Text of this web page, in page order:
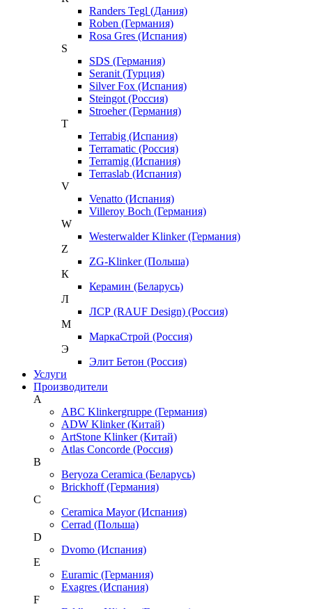
Randers Tegl (Дания)
Roben (Германия)
Rosa Gres (Испания)
S
SDS (Германия)
Seranit (Турция)
Silver Fox (Испания)
Steingot (Россия)
Stroeher (Германия)
T
Terrabig (Испания)
Terramatic (Россия)
Terramig (Испания)
Terraslab (Испания)
V
Venatto (Испания)
Villeroy Boch (Германия)
W
Westerwalder Klinker (Германия)
Z
ZG-Klinker (Польша)
К
Керамин (Беларусь)
Л
ЛСР (RAUF Design) (Россия)
М
МаркаСтрой (Россия)
Э
Элит Бетон (Россия)
Услуги
Производители
A
ABC Klinkergruppe (Германия)
ADW Klinker (Китай)
ArtStone Klinker (Китай)
Atlas Concorde (Россия)
B
Beryoza Ceramica (Беларусь)
Brickhoff (Германия)
C
Ceramica Mayor (Испания)
Cerrad (Польша)
D
Dvomo (Испания)
E
Euramic (Германия)
Exagres (Испания)
F